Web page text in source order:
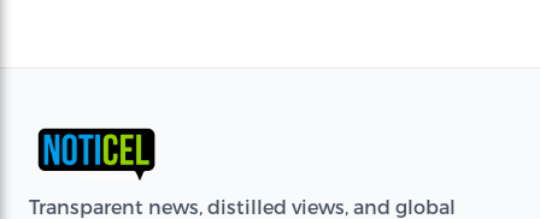
Transparent news, distilled views, and global